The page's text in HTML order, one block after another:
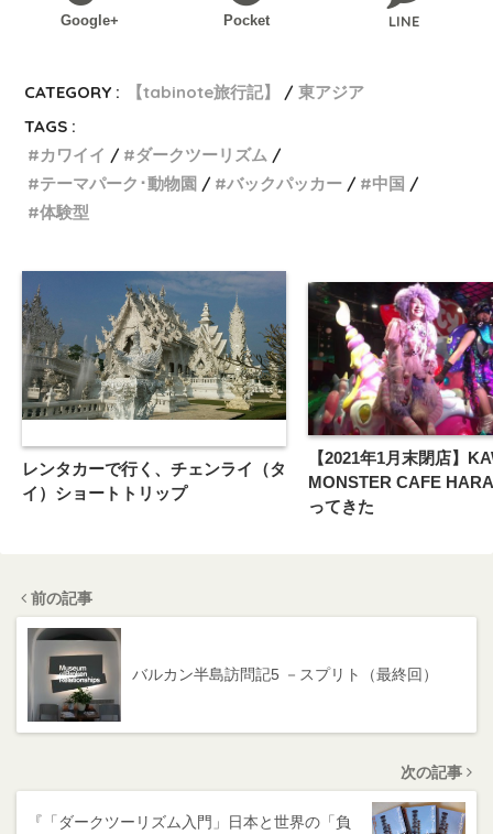
Google+ Pocket LINE
CATEGORY : 【tabinote旅行記】
東アジア
TAGS :
カワイイ
ダークツーリズム
テーマパーク･動物園
バックパッカー
中国
体験型
レンタカーで行く、チェンライ（タ
イ）ショートトリップ
【2021年1月末閉店】
MONSTER CAFE
ってきた
前の記事
バルカン半島訪問記5 －スプリト（最終回）
次の記事
『「ダークツーリズム入門」日本と世界の「負